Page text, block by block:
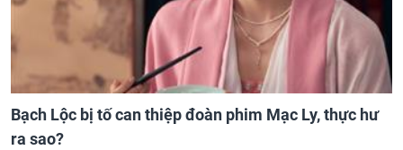
Bạch Lộc bị tố can thiệp đoàn phim Mạc Ly, thực hư
ra sao?